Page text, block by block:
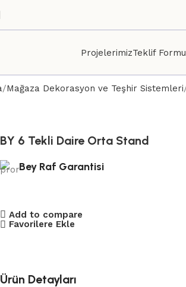
ProjelerimizTeklif Formu
Mağaza Dekorasyon ve Teşhir Sistemleri
BY 6 Tekli Daire Orta Stand
Bey Raf Garantisi
Add to compare
Favorilere Ekle
Ürün Detayları